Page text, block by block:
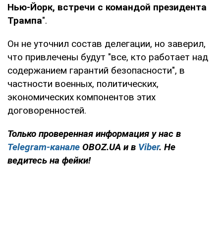
Нью-Йорк, встречи с командой президента
Трампа".
Он не уточнил состав делегации, но заверил,
что привлечены будут "все, кто работает над
содержанием гарантий безопасности", в
частности военных, политических,
экономических компонентов этих
договоренностей.
Только проверенная информация у нас в
Telegram-канале OBOZ.UA и в Viber. Не
ведитесь на фейки!